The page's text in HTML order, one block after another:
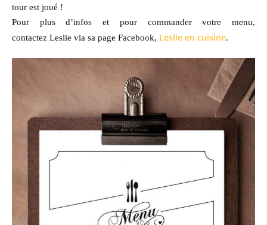
tour est joué !
Pour plus d’infos et pour commander votre menu,
contactez Leslie via sa page Facebook, Leslie en cuisine.